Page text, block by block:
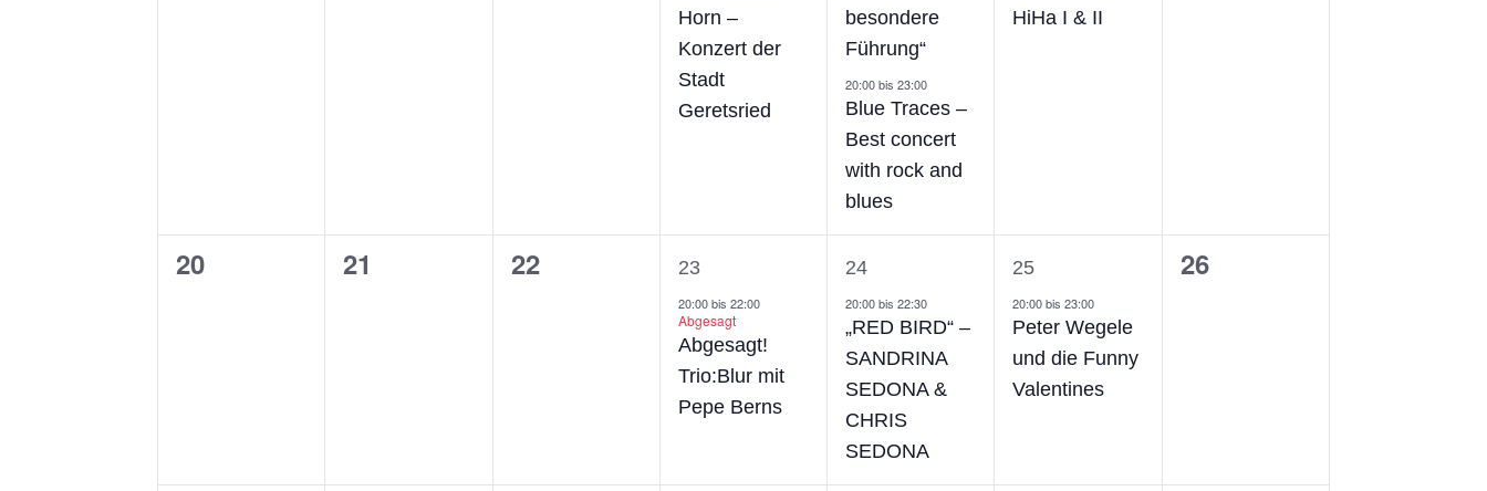
Horn –
Konzert der
Stadt
Geretsried
besondere
Führung“
20:00bis23:00
Blue Traces –
Best concert
with rock and
blues
HiHa I & II
0
20
0
21
0
Veranstaltungen,
22
1
Veranstaltung,
23
20:00bis 22:00
Abgesagt
Abgesagt!
Trio:Blur mit
Pepe Berns
1
Veranstaltung,
24
20:00bis22:30
„RED BIRD“ –
SANDRINA
SEDONA &
CHRIS
SEDONA
1
Veranstaltung,
25
20:00bis23:00
Peter Wegele
und die Funny
Valentines
0
26